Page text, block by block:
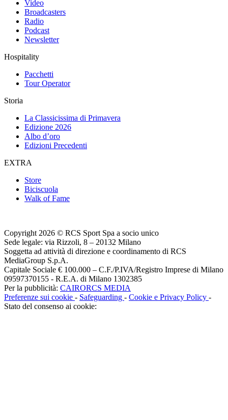
Video
Broadcasters
Radio
Podcast
Newsletter
Hospitality
Pacchetti
Tour Operator
Storia
La Classicissima di Primavera
Edizione 2026
Albo d’oro
Edizioni Precedenti
EXTRA
Store
Biciscuola
Walk of Fame
Copyright 2026 © RCS Sport Spa a socio unico
Sede legale: via Rizzoli, 8 – 20132 Milano
Soggetta ad attività di direzione e coordinamento di RCS
MediaGroup S.p.A.
Capitale Sociale € 100.000 – C.F./P.IVA/Registro Imprese di Milano
09597370155 - R.E.A. di Milano 1302385
Per la pubblicità: CAIRORCS MEDIA
Preferenze sui cookie - Safeguarding - Cookie e Privacy Policy -
Stato del consenso ai cookie: